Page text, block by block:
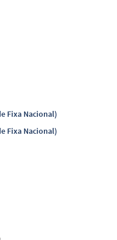
Fixa Nacional)
Fixa Nacional)